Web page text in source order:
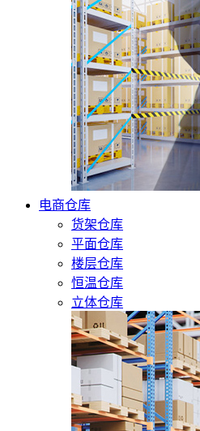
电商仓库
货架仓库
平面仓库
楼层仓库
恒温仓库
立体仓库